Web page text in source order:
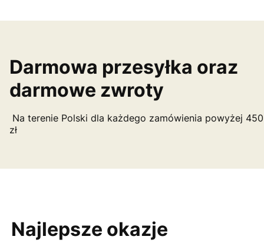
Darmowa przesyłka oraz
darmowe zwroty
Na terenie Polski dla każdego zamówienia powyżej 450
zł
Najlepsze okazje